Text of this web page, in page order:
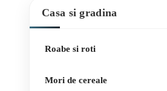
Casa si gradina
Roabe si roti
Mori de cereale